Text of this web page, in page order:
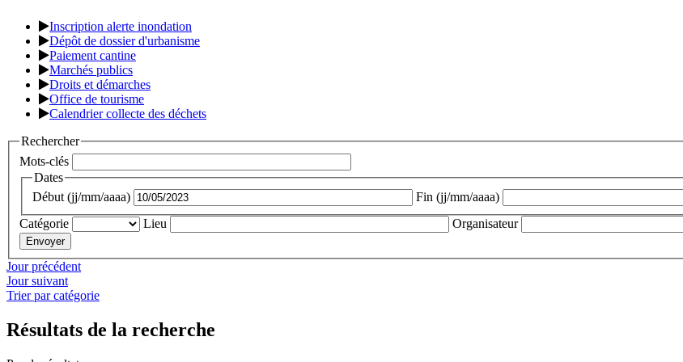
Inscription alerte inondation
Dépôt de dossier d'urbanisme
Paiement cantine
Marchés publics
Droits et démarches
Office de tourisme
Calendrier collecte des déchets
Rechercher
Mots-clés
Dates
Début (jj/mm/aaaa)
Fin (jj/mm/aaaa)
Catégorie
Lieu Organisateur
Jour précédent
Jour suivant
Trier par catégorie
Résultats de la recherche